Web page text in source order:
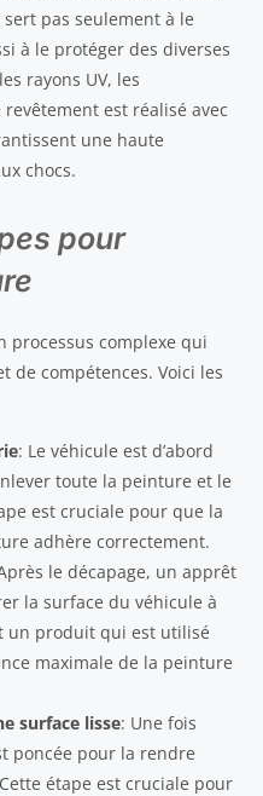
pas seulement à le
à le protéger des diverses
rayons UV, les
est réalisé avec
une haute
chocs.
pour
processus complexe qui
de compétences. Voici les
: Le véhicule est d’abord
toute la peinture et le
est cruciale pour que la
adhère correctement.
le décapage, un apprêt
la surface du véhicule à
un produit qui est utilisé
maximale de la peinture
surface lisse: Une fois
poncée pour la rendre
étape est cruciale pour